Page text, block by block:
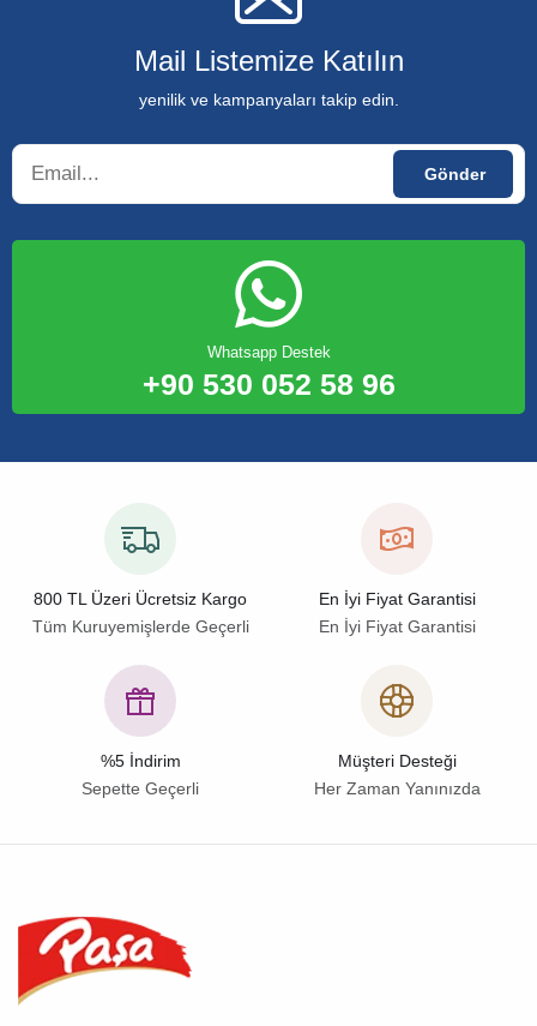
Mail Listemize Katılın
yenilik ve kampanyaları takip edin.
Whatsapp Destek
+90 530 052 58 96
800 TL Üzeri Ücretsiz Kargo
Tüm Kuruyemişlerde Geçerli
En İyi Fiyat Garantisi
En İyi Fiyat Garantisi
%5 İndirim
Sepette Geçerli
Müşteri Desteği
Her Zaman Yanınızda